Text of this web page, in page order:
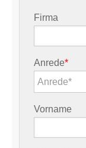
Firma
Anrede*
Anrede*
Vorname